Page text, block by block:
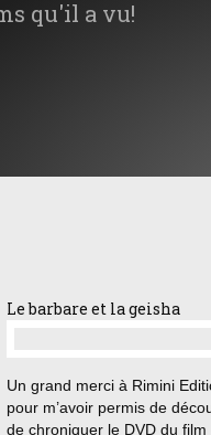
qu'il a vu!
Le barbare et la geisha
Un grand merci à Rimini
pour m’avoir permis de
de chroniquer le DVD du film